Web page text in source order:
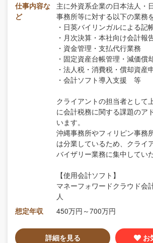
仕事内容な
ど
主に外資系企業の日本法人・
事務所等に対する以下の業務
・日英バイリンガルによる記
・月次決算・本社向け会計報
・資金管理・支払代行業務
・固定資産台帳管理・減価償
・法人税・消費税・償却資産
・会計ソフト導入支援 等
クライアントの担当者として
に会計税務に関する課題のア
います。
沖縄事務所やフィリピン事務
は分業しているため、クライ
バイザリー業務に集中してい
【使用会計ソフト】
マネーフォワードクラウド会
人
想定年収
450万円～700万円
詳細を見る お